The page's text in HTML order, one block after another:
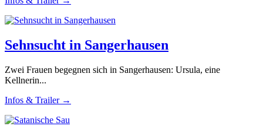
Sehnsucht in Sangerhausen
Zwei Frauen begegnen sich in Sangerhausen: Ursula, eine
Kellnerin...
Infos & Trailer →